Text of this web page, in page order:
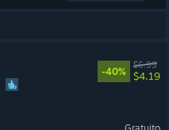
-40%
$6.99
$4.19